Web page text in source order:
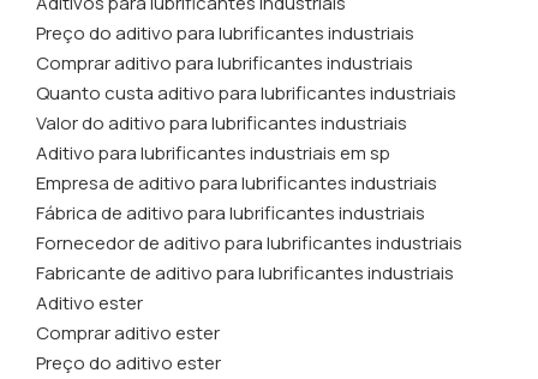
Preço do aditivo para lubrificantes industriais
Comprar aditivo para lubrificantes industriais
Quanto custa aditivo para lubrificantes industriais
Valor do aditivo para lubrificantes industriais
Aditivo para lubrificantes industriais em sp
Empresa de aditivo para lubrificantes industriais
Fábrica de aditivo para lubrificantes industriais
Fornecedor de aditivo para lubrificantes industriais
Fabricante de aditivo para lubrificantes industriais
Aditivo ester
Comprar aditivo ester
Preço do aditivo ester